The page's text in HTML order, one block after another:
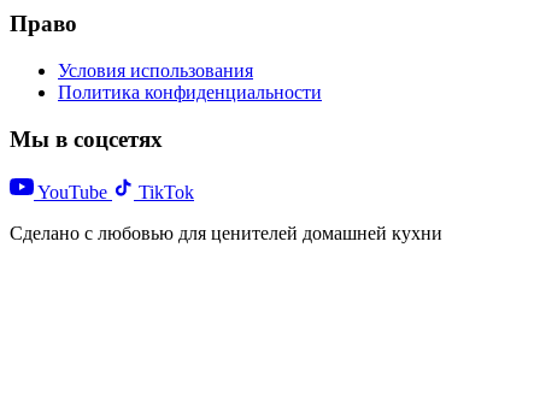
Право
Условия использования
Политика конфиденциальности
Мы в соцсетях
YouTube
TikTok
Сделано с любовью для ценителей домашней кухни